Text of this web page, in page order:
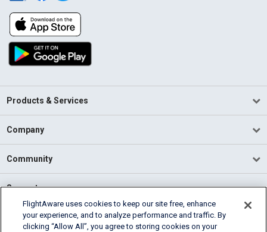
Products & Services
Company
Community
Support
English (USA)
2026 FlightAware
FlightAware uses cookies to keep our site free, enhance
your experience, and to analyze performance and traffic. By
clicking “Allow All”, you agree to storing cookies on your